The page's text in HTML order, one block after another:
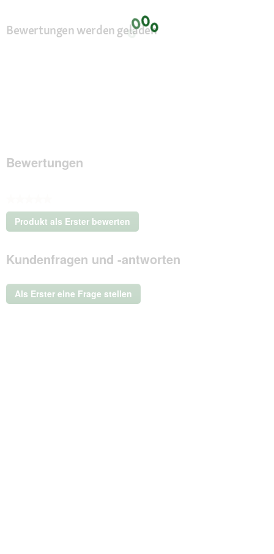
Bewertungen werden geladen
Bewertungen
Kein
Beurteilungswert
Produkt als Erster bewerten
.
dieser
Aktion
ein
modales
Kundenfragen und -antworten
Als Erster eine Frage stellen